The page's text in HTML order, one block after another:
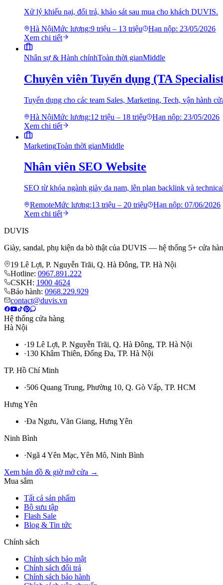
Xử lý khiếu nại, đổi trả, khảo sát sau mua cho khách DUVIS.
Hà NộiMức lương:9 triệu – 13 triệu Hạn nộp: 23/05/2026
Xem chi tiết
Nhân sự & Hành chínhToàn thời gianMiddle
Chuyên viên Tuyển dụng (TA
Tuyển dụng cho các team Sales, Marketing, Tech, vận hành
Hà NộiMức lương:12 triệu – 18 triệu Hạn nộp: 23/05/2026
Xem chi tiết
MarketingToàn thời gianMiddle
Nhân viên SEO Website
SEO từ khóa ngành giày da nam, lên plan backlink và
RemoteMức lương:13 triệu – 20 triệu Hạn nộp: 07/06/2026
Xem chi tiết
DUVIS
Giày, sandal, phụ kiện da bò thật của DUVIS — hệ thống 5+ cửa
19 Lê Lợi, P. Nguyễn Trãi, Q. Hà Đông, TP. Hà Nội
Hotline: 0967.891.222
CSKH: 1900 4624
Bảo hành: 0968.229.929
contact@duvis.vn
Hệ thống cửa hàng
Hà Nội
·19 Lê Lợi, P. Nguyễn Trãi, Q. Hà Đông, TP. Hà Nội
·130 Khâm Thiên, Đống Đa, TP. Hà Nội
TP. Hồ Chí Minh
·506 Quang Trung, Phường 10, Q. Gò Vấp, TP. HCM
Hưng Yên
·Đa Ngưu, Văn Giang, Hưng Yên
Ninh Bình
·Ngã 4 Yên Mạc, Yên Mô, Ninh Bình
Xem bản đồ & giờ mở cửa →
Mua sắm
Tất cả sản phẩm
Bộ sưu tập
Flash Sale
Blog & Tin tức
Chính sách
Chính sách bảo mật
Chính sách đổi trả
Chính sách bảo hành